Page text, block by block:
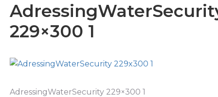
229×300 1
AdressingWaterSecurity 229×300 1